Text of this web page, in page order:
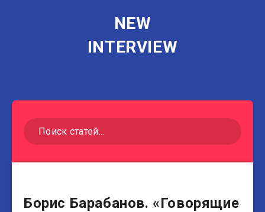
NEW
INTERVIEW
Журналисты
Борис Барабанов. «Говорящие